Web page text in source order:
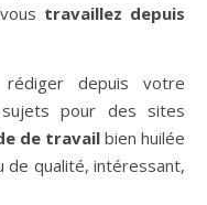
travaillez depuis
depuis votre
pour des sites
de travail bien huilée
de qualité, intéressant,